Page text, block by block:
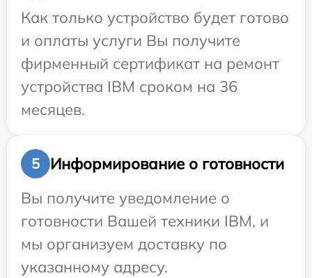
Как только устройство будет готово
и оплаты услуги Вы получите
фирменный сертификат на ремонт
устройства IBM сроком на 36
месяцев.
5
Информирование о готовности
Вы получите уведомление о
готовности Вашей техники IBM, и
мы организуем доставку по
указанному адресу.